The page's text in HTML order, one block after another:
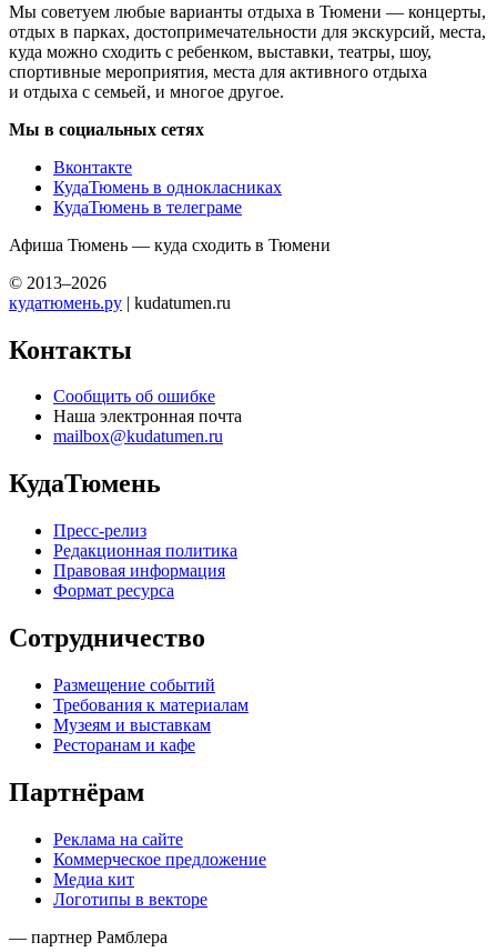
Мы советуем любые варианты отдыха в Тюмени — концерты,
отдых в парках, достопримечательности для экскурсий, места,
куда можно сходить с ребенком, выставки, театры, шоу,
спортивные мероприятия, места для активного отдыха
и отдыха с семьей, и многое другое.
Мы в социальных сетях
Вконтакте
КудаТюмень в однокласниках
КудаТюмень в телеграме
Афиша Тюмень — куда сходить в Тюмени
© 2013–2026
кудатюмень.ру | kudatumen.ru
Контакты
Сообщить об ошибке
Наша электронная почта
mailbox@kudatumen.ru
КудаТюмень
Пресс-релиз
Редакционная политика
Правовая информация
Формат ресурса
Сотрудничество
Размещение событий
Требования к материалам
Музеям и выставкам
Ресторанам и кафе
Партнёрам
Реклама на сайте
Коммерческое предложение
Медиа кит
Логотипы в векторе
— партнер Рамблера